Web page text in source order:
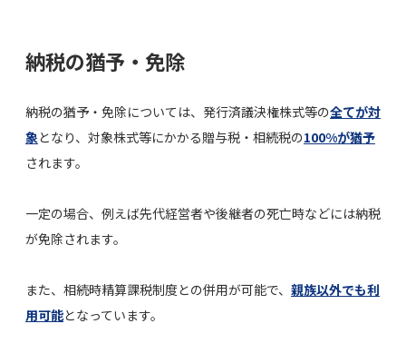
納税の猶予・免除
納税の猶予・免除については、発行済議決権株式等の全てが対
象となり、対象株式等にかかる贈与税・相続税の100%が猶予
されます。
一定の場合、例えば先代経営者や後継者の死亡時などには納税
が免除されます。
また、相続時精算課税制度との併用が可能で、 親族以外でも利
用可能となっています。